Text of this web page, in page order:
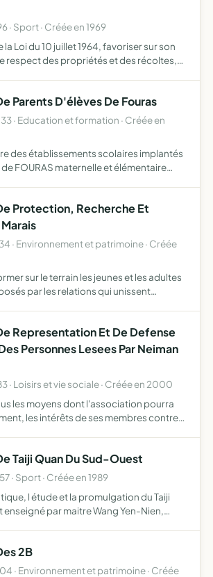
· Sport · Créée en 1969
la Loi du 10 juillet 1964, favoriser sur son
respect des propriétés et des récoltes,
Parents D'élèves De Fouras
· Education et formation · Créée en
des établissements scolaires implantés
FOURAS maternelle et élémentaire
Protection, Recherche Et
· Environnement et patrimoine · Créée
sur le terrain les jeunes et les adultes
par les relations qui unissent
Representation Et De Defense
Personnes Lesees Par Neiman
· Loisirs et vie sociale · Créée en 2000
les moyens dont l'association pourra
les intérêts de ses membres contre
Taiji Quan Du Sud-Ouest
· Sport · Créée en 1989
l étude et la promulgation du Taiji
enseigné par maitre Wang Yen-Nien,
2B
· Environnement et patrimoine · Créée